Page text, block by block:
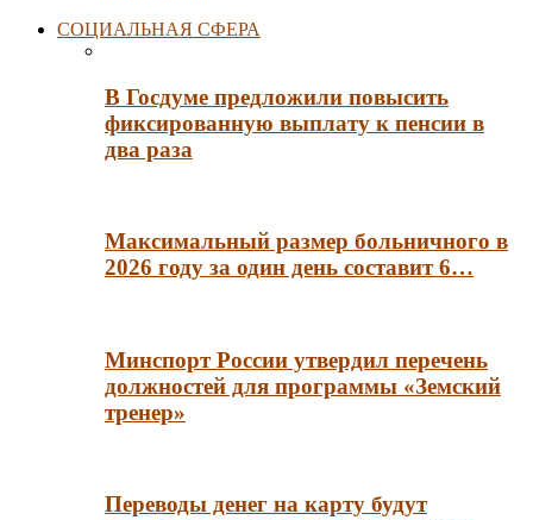
СОЦИАЛЬНАЯ СФЕРА
В Госдуме предложили повысить
фиксированную выплату к пенсии в
два раза
Максимальный размер больничного в
2026 году за один день составит 6…
Минспорт России утвердил перечень
должностей для программы «Земский
тренер»
Переводы денег на карту будут